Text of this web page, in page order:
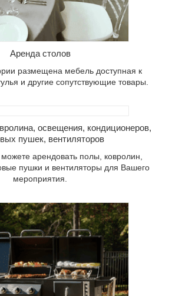
Аренда столов
размещена мебель доступная к
и другие сопутствующие товары.
можете арендовать
для Вашего
освещения, кондиционеров,
пушек, вентиляторов
арендовать полы, ковролин,
пушки и вентиляторы для Вашего
мероприятия.
оборудование для